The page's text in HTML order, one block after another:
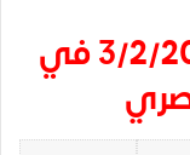
أسعار الذهب الأربعاء 3/2/2016 في